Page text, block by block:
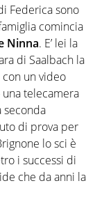
Federica sono
comincia
Ninna. E’ lei la
di Saalbach la
un video
telecamera
seconda
di prova per
lo sci è
i successi di
che da anni la